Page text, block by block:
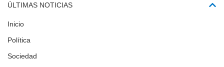
ÚLTIMAS NOTICIAS
Inicio
Política
Sociedad